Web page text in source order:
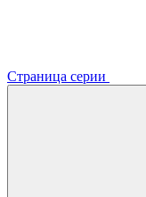
Страница серии